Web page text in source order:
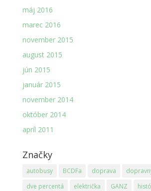
máj 2016
marec 2016
november 2015
august 2015
jún 2015
január 2015
november 2014
október 2014
apríl 2011
Značky
autobusy BCDFa doprava
dve percentá
električka GANZ